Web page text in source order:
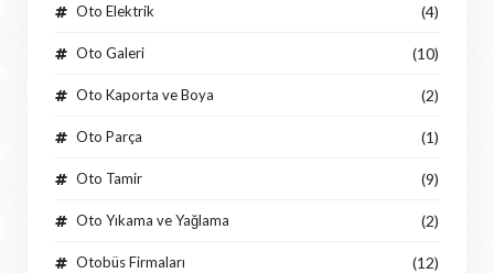
Oto Elektrik (4)
Oto Galeri (10)
Oto Kaporta ve Boya (2)
Oto Parça (1)
Oto Tamir (9)
Oto Yıkama ve Yağlama (2)
Otobüs Firmaları (12)